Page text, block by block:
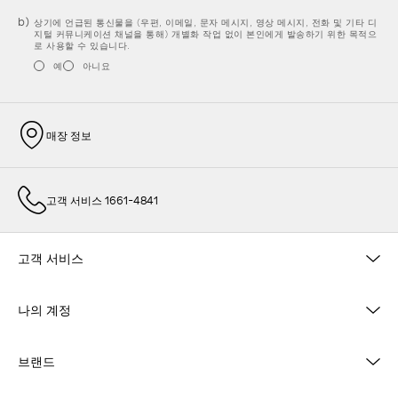
상기에 언급된 통신물을 (우편, 이메일, 문자 메시지, 영상 메시지, 전화 및 기타 디
지털 커뮤니케이션 채널을 통해) 개별화 작업 없이 본인에게 발송하기 위한 목적으
로 사용할 수 있습니다.
예
아니요
매장 정보
고객 서비스 1661-4841
고객 서비스
나의 계정
브랜드